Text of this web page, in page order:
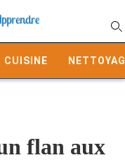
CUISINE
flan aux